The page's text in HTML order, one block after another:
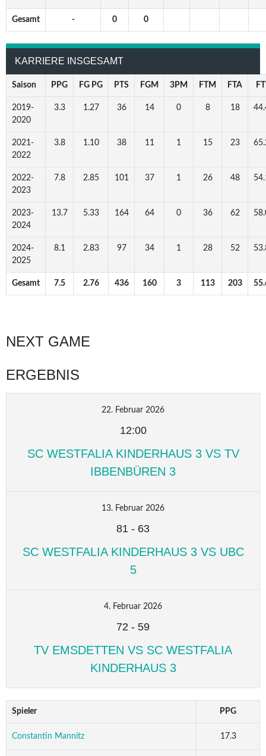
Gesamt - 0 0
KARRIERE INSGESAMT
Saison PPG FG PG PTS FGM 3PM FTM FTA
2019-
2020
3.3 1.27 36 14 0 8 18
2021-
2022
3.8 1.10 38 11 1 15 23
2022-
2023
7.8 2.85 101 37 1 26 48
2023-
2024
13.7 5.33 164 64 0 36 62
2024-
2025
8.1 2.83 97 34 1 28 52
Gesamt 7.5 2.76 436 160 3 113 203
NEXT GAME
ERGEBNIS
22. Februar 2026
12:00
SC WESTFALIA KINDERHAUS 3 VS TV
IBBENBÜREN 3
13. Februar 2026
81 - 63
SC WESTFALIA KINDERHAUS 3 VS UBC
5
4. Februar 2026
72 - 59
TV EMSDETTEN VS SC WESTFALIA
KINDERHAUS 3
Spieler PPG
Constantin Mannitz 17.3